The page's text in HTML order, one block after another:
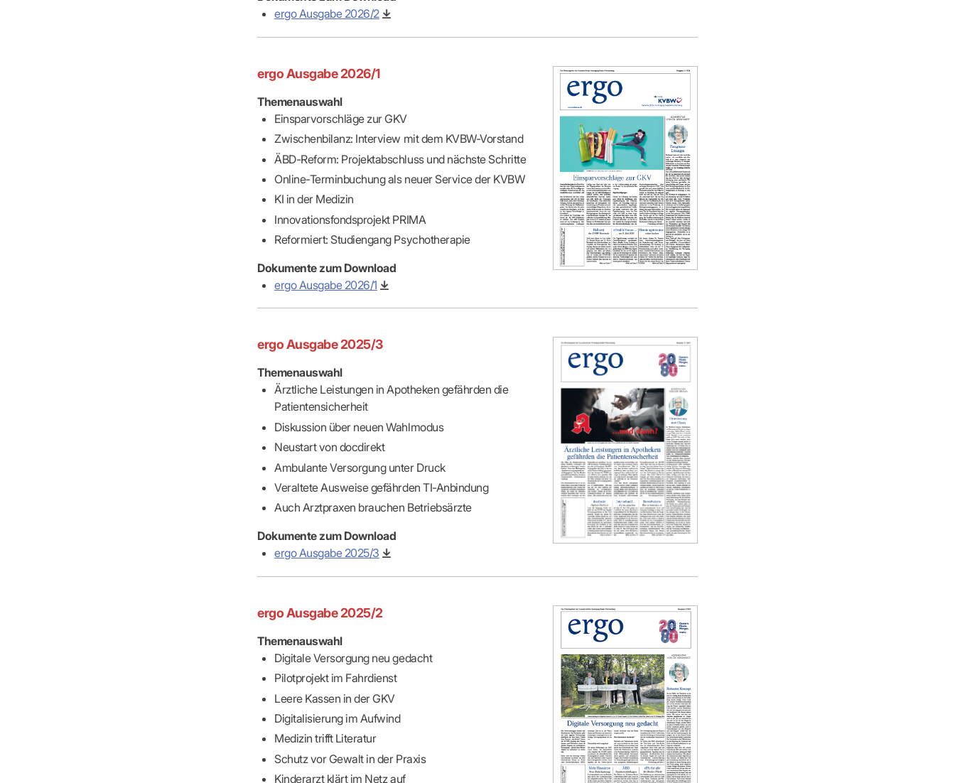
IT & Online-Dienste
Arbeitsunfähigkeitsbescheinigung (AU)
Terminservicestelle (für Praxen)
ergo Ausgabe 2026/2
ergo Ausgabe 2026/1
Themenauswahl
Einsparvorschläge zur GKV
Zwischenbilanz: Interview mit dem KVBW-Vorstand
ÄBD-Reform: Projektabschluss und nächste Schritte
Online-Terminbuchung als neuer Service der KVBW
KI in der Medizin
Innovationsfondsprojekt PRIMA
Reformiert: Studiengang Psychotherapie
Dokumente zum Download
ergo Ausgabe 2026/1
ergo Ausgabe 2025/3
Themenauswahl
Ärztliche Leistungen in Apotheken gefährden die
Patientensicherheit
Diskussion über neuen Wahlmodus
Neustart von docdirekt
Ambulante Versorgung unter Druck
Veraltete Ausweise gefährden TI-Anbindung
Auch Arztpraxen brauchen Betriebsärzte
Dokumente zum Download
ergo Ausgabe 2025/3
ergo Ausgabe 2025/2
Themenauswahl
Digitale Versorgung neu gedacht
Pilotprojekt im Fahrdienst
Leere Kassen in der GKV
Digitalisierung im Aufwind
Medizin trifft Literatur
Schutz vor Gewalt in der Praxis
Kinderarzt klärt im Netz auf